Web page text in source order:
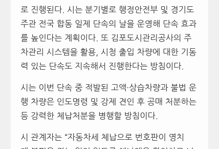
로 진행된다. 시는 분기별로 행정안전부 및 경기도
주관 전국 합동 일제 단속의 날을 운영해 단속 효과
를 높인다는 계획이다. 또 김포도시관리공사의 주
차관리 시스템을 활용, 시청 출입 차량에 대한 기동
력 있는 단속도 지속해서 진행한다는 방침이다.
시는 이번 단속 중 적발된 고액·상습차량과 불법 운
행 차량은 인도명령 및 강제 견인 후 공매 처분하는
등 강력한 체납처분을 병행할 방침이다.
시 관계자는 “자동차세 체납으로 번호판이 영치